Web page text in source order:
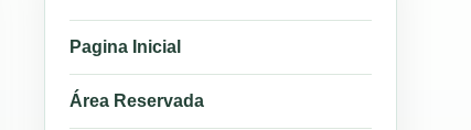
Pagina Inicial
Área Reservada